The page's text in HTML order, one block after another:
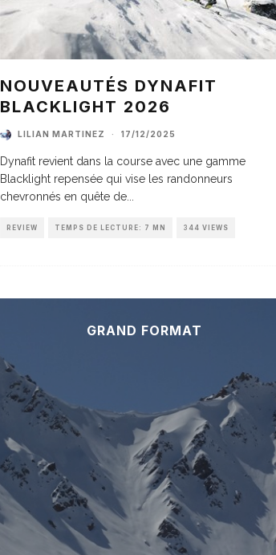
NOUVEAUTÉS DYNAFIT
BLACKLIGHT 2026
LILIAN MARTINEZ · 17/12/2025
Dynafit revient dans la course avec une gamme
Blacklight repensée qui vise les randonneurs
chevronnés en quête de
REVIEW TEMPS DE LECTURE: 7 MN 344 VIEWS
GRAND FORMAT